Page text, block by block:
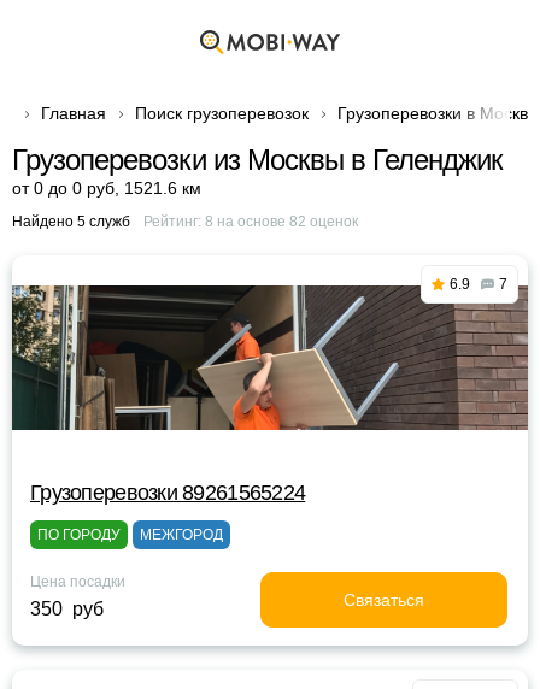
Главная Поиск грузоперевозок Грузоперевозки в Москве
Грузоперевозки из Москвы в Геленджик
от 0 до 0 руб 1521.6 км
Найдено 5 служб Рейтинг: 8 на основе 82 оценок
6.9 7
Грузоперевозки 89261565224
ПО ГОРОДУ МЕЖГОРОД
Цена посадки
350 руб Связаться